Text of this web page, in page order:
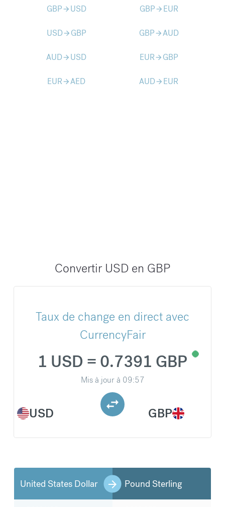
GBParrow_forward USD GBParrow_forward EUR
USDarrow_forward GBP GBParrow_forwardAUD
AUDarrow_forward USD EURarrow_forward GBP
EURarrow_forwardAED AUDarrow_forward EUR
Convertir USD en GBP
Taux de change en direct avec
CurrencyFair
USD
1 USD = 0.7391 GBP
Mis à jour à 09:57
GBP
United States Dollar Pound Sterling